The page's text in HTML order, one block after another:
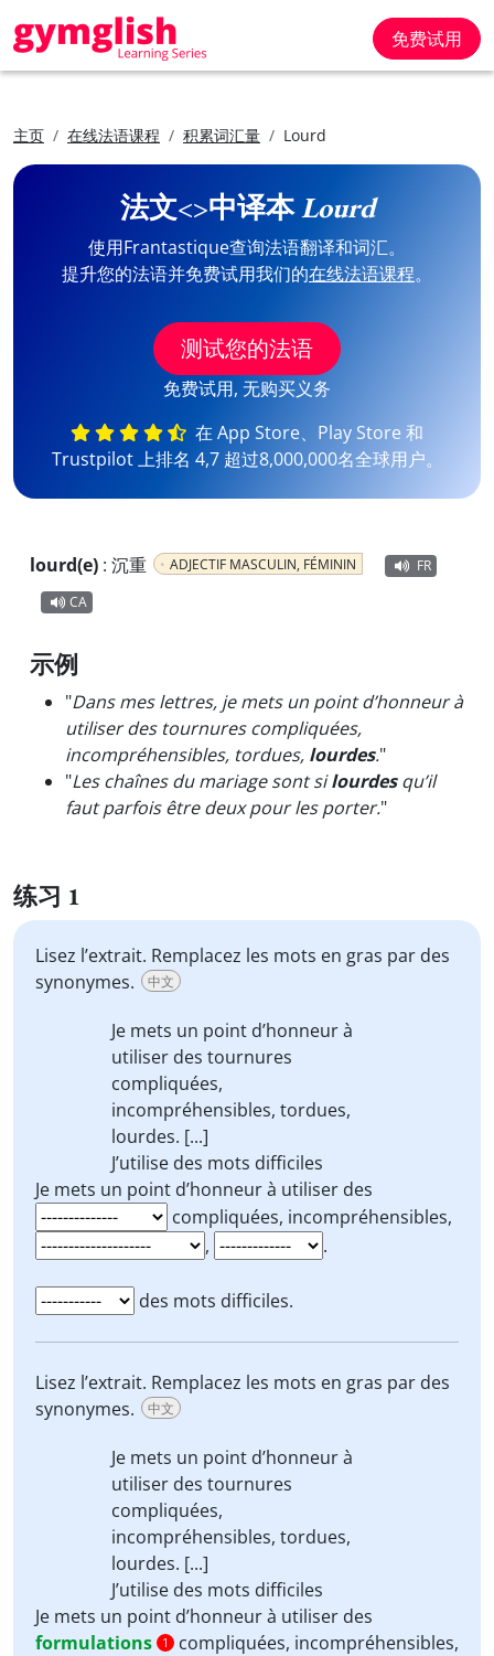
免费试用
主页 在线法语课程 积累词汇量 Lourd
法文<>中译本Lourd
使用Frantastique查询法语翻译和词汇。
提升您的法语并免费试用我们的在线法语课程。
测试您的法语
免费试用, 无购买义务
在 App Store、Play Store 和
Trustpilot 上排名 4,7 超过8,000,000名全球用户。
lourd(e) : 沉重 ADJECTIF MASCULIN, FÉMININ
FR
CA
示例
"Dans mes lettres, je mets un point d’honneur à
utiliser des tournures compliquées,
incompréhensibles, tordues, lourdes."
"Les chaînes du mariage sont silourdesqu’il
faut parfois être deux pour les porter."
练习 1
Lisez l’extrait. Remplacez les mots en gras par des
synonymes.
中文
Je mets un point d’honneur à
utiliser des tournures
compliquées,
incompréhensibles, tordues,
lourdes. [...]
J’utilise des mots difficiles
Je mets un point d’honneur à utiliser des
compliquées, incompréhensibles,
,
.
des mots difficiles.
Lisez l’extrait. Remplacez les mots en gras par des
synonymes.
中文
Je mets un point d’honneur à
utiliser des tournures
compliquées,
incompréhensibles, tordues,
lourdes. [...]
J’utilise des mots difficiles
Je mets un point d’honneur à utiliser des
formulations
1
compliquées, incompréhensibles,